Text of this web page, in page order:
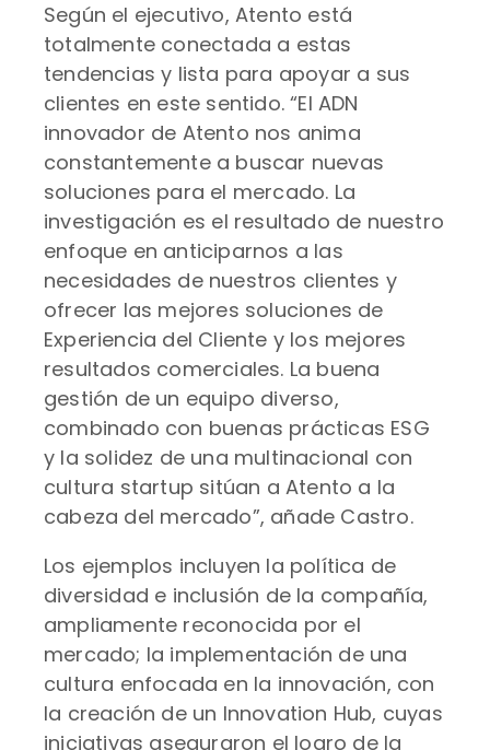
Según el ejecutivo, Atento está
totalmente conectada a estas
tendencias y lista para apoyar a sus
clientes en este sentido. “El ADN
innovador de Atento nos anima
constantemente a buscar nuevas
soluciones para el mercado. La
investigación es el resultado de nuestro
enfoque en anticiparnos a las
necesidades de nuestros clientes y
ofrecer las mejores soluciones de
Experiencia del Cliente y los mejores
resultados comerciales. La buena
gestión de un equipo diverso,
combinado con buenas prácticas ESG
y la solidez de una multinacional con
cultura startup sitúan a Atento a la
cabeza del mercado”, añade Castro.
Los ejemplos incluyen la política de
diversidad e inclusión de la compañía,
ampliamente reconocida por el
mercado; la implementación de una
cultura enfocada en la innovación, con
la creación de un Innovation Hub, cuyas
iniciativas aseguraron el logro de la